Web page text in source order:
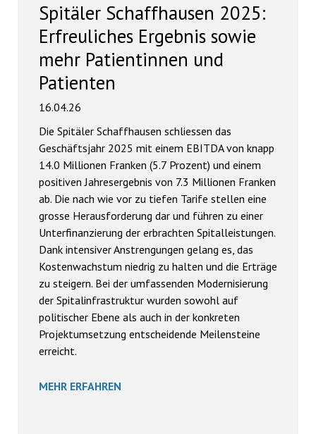
Spitäler Schaffhausen 2025:
Erfreuliches Ergebnis sowie
mehr Patientinnen und
Patienten
16.04.26
Die Spitäler Schaffhausen schliessen das
Geschäftsjahr 2025 mit einem EBITDA von knapp
14.0 Millionen Franken (5.7 Prozent) und einem
positiven Jahresergebnis von 7.3 Millionen Franken
ab. Die nach wie vor zu tiefen Tarife stellen eine
grosse Herausforderung dar und führen zu einer
Unterfinanzierung der erbrachten Spitalleistungen.
Dank intensiver Anstrengungen gelang es, das
Kostenwachstum niedrig zu halten und die Erträge
zu steigern. Bei der umfassenden Modernisierung
der Spitalinfrastruktur wurden sowohl auf
politischer Ebene als auch in der konkreten
Projektumsetzung entscheidende Meilensteine
erreicht.
MEHR ERFAHREN